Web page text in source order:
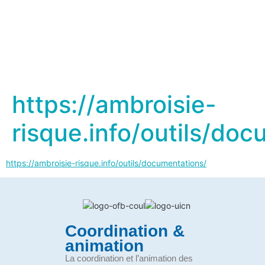
https://ambroisie-
risque.info/outils/
https://ambroisie-risque.info/outils/documentations/
Coordination &
animation
La coordination et l’animation des